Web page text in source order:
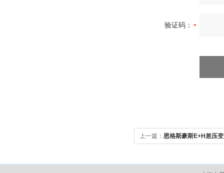
验证码：
上一篇： 恩格斯豪斯E+H差压